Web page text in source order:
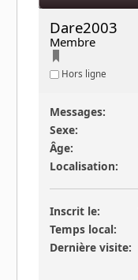
Dare2003
Membre
Hors ligne
Messages:
Sexe:
Âge:
Localisation:
Inscrit le:
Temps local:
Dernière visite: